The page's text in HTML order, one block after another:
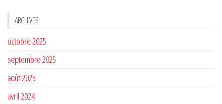
ARCHIVES
octobre 2025
septembre 2025
août 2025
avril 2024